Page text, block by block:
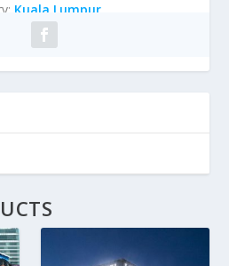
Kuala Lumpur